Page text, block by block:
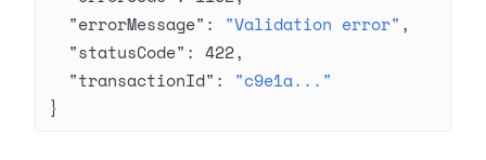
  "errorMessage"
: "Validation error" ,
  "statusCode"
: 422,
  "transactionId"
: "c9e1a..."
}